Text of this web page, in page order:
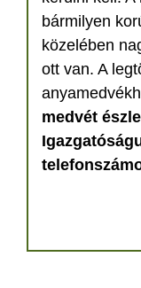
bármilyen
közelében
ott van. A
medvét